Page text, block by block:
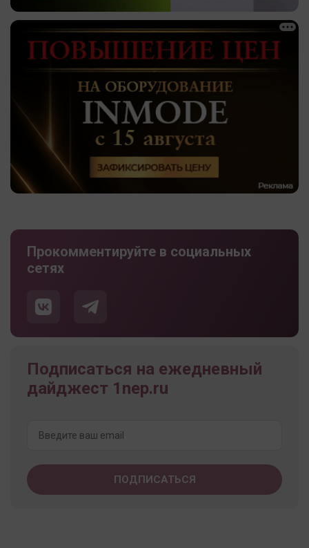
Прокомментируйте в социальных
сетях
Подписаться на ежедневный
дайджест 1nep.ru